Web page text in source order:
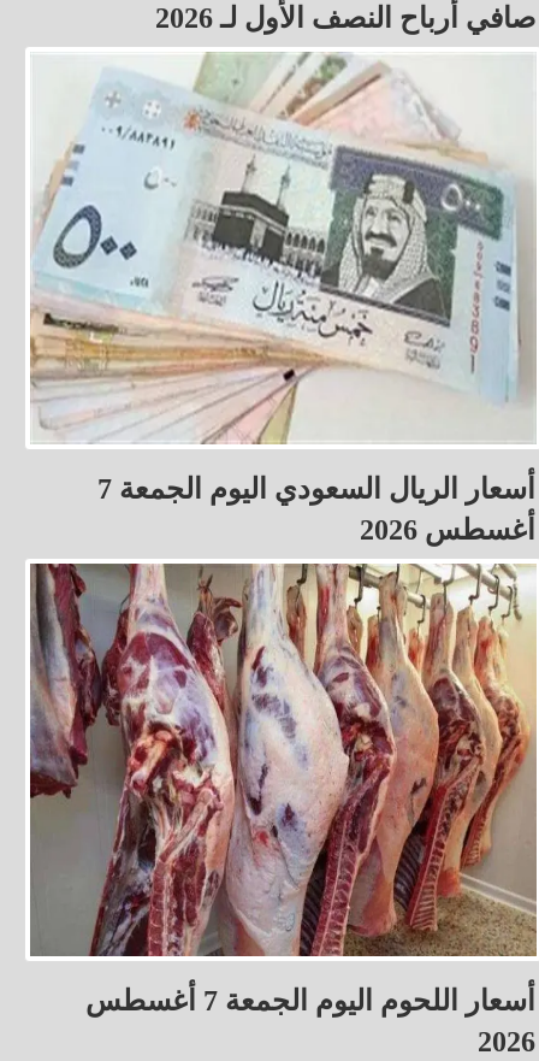
صافي أرباح النصف الأول لـ 2026
أسعار الريال السعودي اليوم الجمعة 7
أغسطس 2026
أسعار اللحوم اليوم الجمعة 7 أغسطس
2026